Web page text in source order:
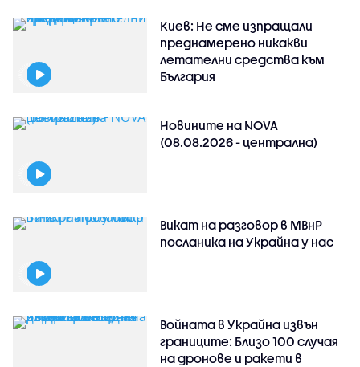
Киев: Не сме изпращали
преднамерено никакви
летателни средства към
България
Новините на NOVA
(08.08.2026 - централна)
Викат на разговор в МВнР
посланика на Украйна у нас
Войната в Украйна извън
границите: Близо 100 случая
на дронове и ракети в